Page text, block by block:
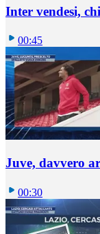
Inter vendesi,
00:45
Juve, davvero
00:30